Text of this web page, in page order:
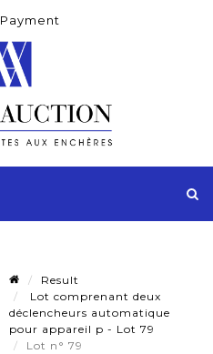
Payment
Result
Lot comprenant deux
déclencheurs automatique
pour appareil p - Lot 79
Lot n° 79